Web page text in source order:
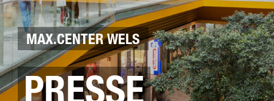
MAX.CENTER WELS
PRESSE
Services
MEDIAGALERIE
PRESSEKONTAKT